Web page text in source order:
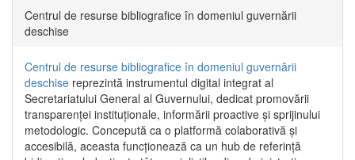
Centrul de resurse bibliografice în domeniul guvernării
deschise
Centrul de resurse bibliografice în domeniul guvernării
deschise reprezintă instrumentul digital integrat al
Secretariatului General al Guvernului, dedicat promovării
transparenței instituționale, informării proactive și sprijinului
metodologic. Concepută ca o platformă colaborativă și
accesibilă, aceasta funcționează ca un hub de referință